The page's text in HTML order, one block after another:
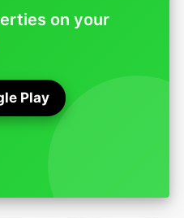
on your
Play